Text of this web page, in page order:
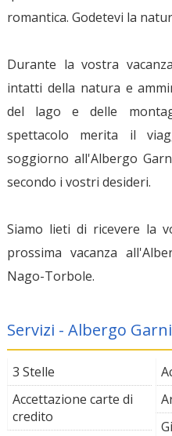
romantica. Godetevi la
Durante la vostra
intatti della natura e
del lago e delle
spettacolo merita il
soggiorno all'Albergo
secondo i vostri desideri.
Siamo lieti di ricevere la
prossima vacanza
Nago-Torbole.
Servizi - Albergo
3 Stelle
Accettazione carte di
credito